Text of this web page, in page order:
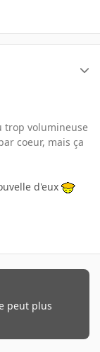
trop volumineuse
coeur, mais ça
d'eux
peut plus